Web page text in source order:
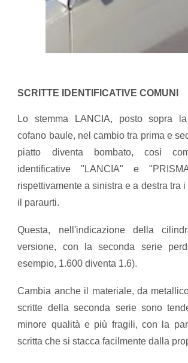
SCRITTE IDENTIFICATIVE COMUNI
Lo stemma LANCIA, posto sopra
cofano baule, nel cambio tra prima e
piatto diventa bombato, così
identificative "LANCIA" e
rispettivamente a sinistra e a destra tra
il paraurti.
​Questa, nell'indicazione della
versione, con la seconda serie
esempio, 1.600 diventa 1.6).
Cambia anche il materiale, da
scritte della seconda serie sono
minore qualità e più fragili, con la
scritta che si stacca facilmente dalla